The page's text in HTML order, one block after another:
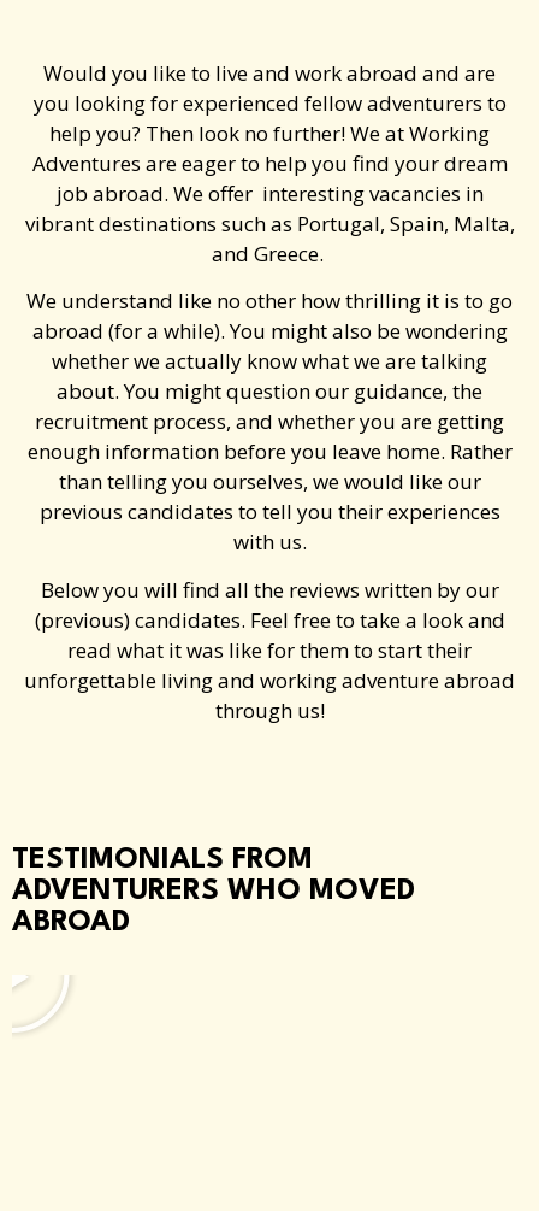
Would you like to live and work abroad and are
you looking for experienced fellow adventurers to
help you? Then look no further! We at Working
Adventures are eager to help you find your dream
job abroad. We offer interesting vacancies in
vibrant destinations such as Portugal, Spain, Malta,
and Greece.
We understand like no other how thrilling it is to go
abroad (for a while). You might also be wondering
whether we actually know what we are talking
about. You might question our guidance, the
recruitment process, and whether you are getting
enough information before you leave home. Rather
than telling you ourselves, we would like our
previous candidates to tell you their experiences
with us.
Below you will find all the reviews written by our
(previous) candidates. Feel free to take a look and
read what it was like for them to start their
unforgettable living and working adventure abroad
through us!
TESTIMONIALS FROM
ADVENTURERS WHO MOVED
ABROAD